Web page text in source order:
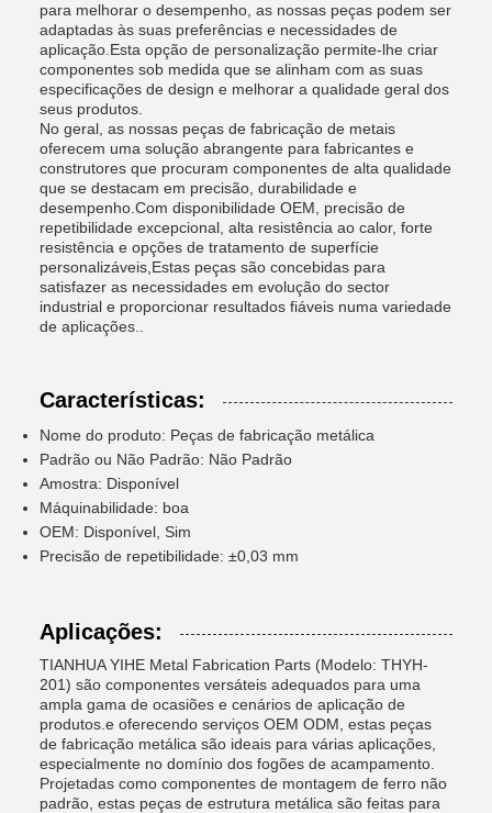
para melhorar o desempenho, as nossas peças podem ser
adaptadas às suas preferências e necessidades de
aplicação.Esta opção de personalização permite-lhe criar
componentes sob medida que se alinham com as suas
especificações de design e melhorar a qualidade geral dos
seus produtos.
No geral, as nossas peças de fabricação de metais
oferecem uma solução abrangente para fabricantes e
construtores que procuram componentes de alta qualidade
que se destacam em precisão, durabilidade e
desempenho.Com disponibilidade OEM, precisão de
repetibilidade excepcional, alta resistência ao calor, forte
resistência e opções de tratamento de superfície
personalizáveis,Estas peças são concebidas para
satisfazer as necessidades em evolução do sector
industrial e proporcionar resultados fiáveis numa variedade
de aplicações..
Características:
Nome do produto: Peças de fabricação metálica
Padrão ou Não Padrão: Não Padrão
Amostra: Disponível
Máquinabilidade: boa
OEM: Disponível, Sim
Precisão de repetibilidade: ±0,03 mm
Aplicações:
TIANHUA YIHE Metal Fabrication Parts (Modelo: THYH-
201) são componentes versáteis adequados para uma
ampla gama de ocasiões e cenários de aplicação de
produtos.e oferecendo serviços OEM ODM, estas peças
de fabricação metálica são ideais para várias aplicações,
especialmente no domínio dos fogões de acampamento.
Projetadas como componentes de montagem de ferro não
padrão, estas peças de estrutura metálica são feitas para